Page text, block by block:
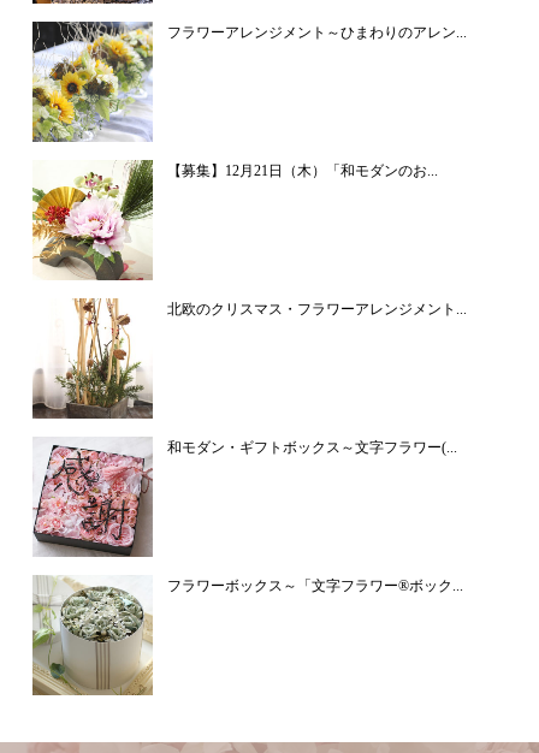
フラワーアレンジメント～ひまわりのアレン...
【募集】12月21日（木）「和モダンのお...
北欧のクリスマス・フラワーアレンジメント...
和モダン・ギフトボックス～文字フラワー(...
フラワーボックス～「文字フラワー®ボック...